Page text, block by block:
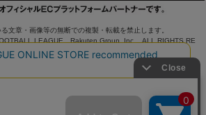
文章・画像等の無断での複製・転載を禁止します。
LEAGUE Rakuten Group, Inc. ALL RIGHTS RE
SERVED.